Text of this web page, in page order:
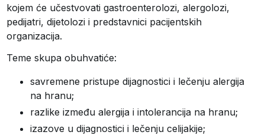
kojem će učestvovati gastroenterolozi, alergolozi,
pedijatri, dijetolozi i predstavnici pacijentskih
organizacija.
Teme skupa obuhvatiće:
savremene pristupe dijagnostici i lečenju alergija
na hranu;
razlike između alergija i intolerancija na hranu;
izazove u dijagnostici i lečenju celijakije;